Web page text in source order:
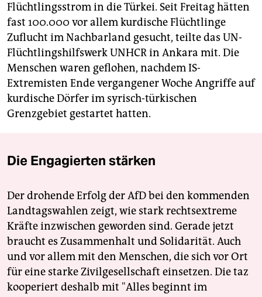
Flüchtlingsstrom in die Türkei. Seit Freitag hätten
fast 100.000 vor allem kurdische Flüchtlinge
Zuflucht im Nachbarland gesucht, teilte das UN-
Flüchtlingshilfswerk UNHCR in Ankara mit. Die
Menschen waren geflohen, nachdem IS-
Extremisten Ende vergangener Woche Angriffe auf
kurdische Dörfer im syrisch-türkischen
Grenzgebiet gestartet hatten.
Die Engagierten stärken
Der drohende Erfolg der AfD bei den kommenden
Landtagswahlen zeigt, wie stark rechtsextreme
Kräfte inzwischen geworden sind. Gerade jetzt
braucht es Zusammenhalt und Solidarität. Auch
und vor allem mit den Menschen, die sich vor Ort
für eine starke Zivilgesellschaft einsetzen. Die taz
kooperiert deshalb mit "Alles beginnt im